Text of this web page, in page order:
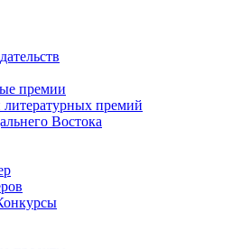
премии
премий
Востока